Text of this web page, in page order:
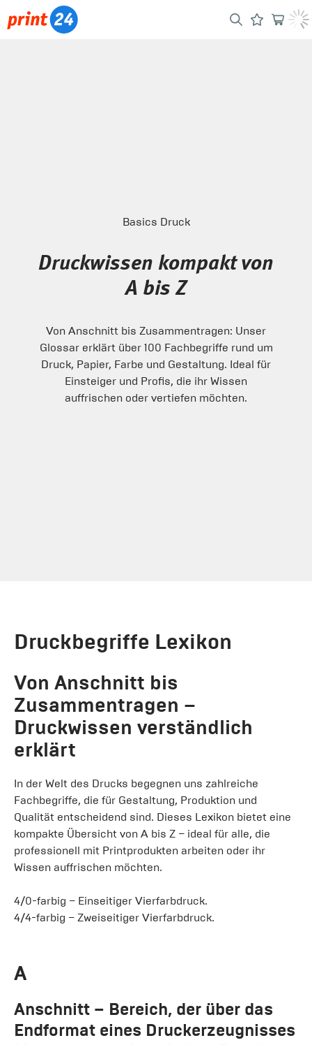
Basics Druck
Druckwissen kompakt von
A bis Z
Von Anschnitt bis Zusammentragen: Unser
Glossar erklärt über 100 Fachbegriffe rund um
Druck, Papier, Farbe und Gestaltung. Ideal für
Einsteiger und Profis, die ihr Wissen
auffrischen oder vertiefen möchten.
Druckbegriffe Lexikon
Von Anschnitt bis
Zusammentragen –
Druckwissen verständlich
erklärt
In der Welt des Drucks begegnen uns zahlreiche
Fachbegriffe, die für Gestaltung, Produktion und
Qualität entscheidend sind. Dieses Lexikon bietet eine
kompakte Übersicht von A bis Z – ideal für alle, die
professionell mit Printprodukten arbeiten oder ihr
Wissen auffrischen möchten.
4/0-farbig – Einseitiger Vierfarbdruck.
4/4-farbig – Zweiseitiger Vierfarbdruck.
A
Anschnitt – Bereich, der über das
Endformat eines Druckerzeugnisses